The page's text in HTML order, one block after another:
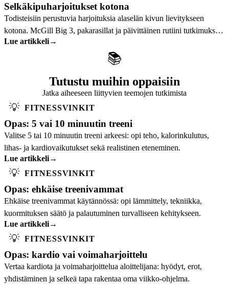
Selkäkipuharjoitukset kotona
Todisteisiin perustuvia harjoituksia alaselän kivun lievitykseen
kotona. McGill Big 3, pakarasillat ja päivittäinen rutiini tutkimuksen
tukemana.
Lue artikkeli→
📚
Tutustu muihin oppaisiin
Jatka aiheeseen liittyvien teemojen tutkimista
💡 FITNESSVINKIT
Opas: 5 vai 10 minuutin treeni
Valitse 5 tai 10 minuutin treeni arkeesi: opi teho, kalorinkulutus,
lihas- ja kardiovaikutukset sekä realistinen eteneminen.
Lue artikkeli→
💡 FITNESSVINKIT
Opas: ehkäise treenivammat
Ehkäise treenivammat käytännössä: opi lämmittely, tekniikka,
kuormituksen säätö ja palautuminen turvalliseen kehitykseen.
Lue artikkeli→
💡 FITNESSVINKIT
Opas: kardio vai voimaharjoittelu
Vertaa kardiota ja voimaharjoittelua aloittelijana: hyödyt, erot,
yhdistäminen ja selkeä tapa rakentaa oma viikko-ohjelma.